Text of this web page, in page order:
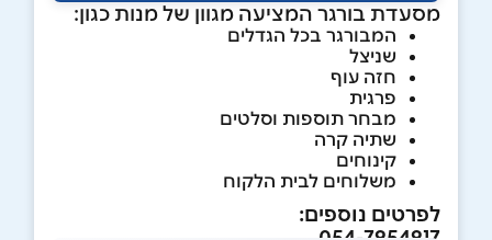
מסעדת בורגר המציעה מגוון של מנות כגון:
המבורגר בכל הגדלים
שניצל
חזה עוף
פרגית
מבחר תוספות וסלטים
שתיה קרה
קינוחים
משלוחים לבית הלקוח
לפרטים נוספים: